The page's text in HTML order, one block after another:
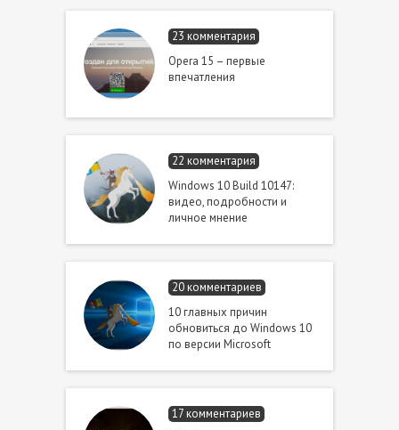
23 комментария
Opera 15 – первые
впечатления
22 комментария
Windows 10 Build 10147:
видео, подробности и
личное мнение
20 комментариев
10 главных причин
обновиться до Windows 10
по версии Microsoft
17 комментариев